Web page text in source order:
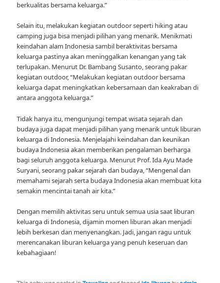
berkualitas bersama keluarga.”
Selain itu, melakukan kegiatan outdoor seperti hiking atau
camping juga bisa menjadi pilihan yang menarik. Menikmati
keindahan alam Indonesia sambil beraktivitas bersama
keluarga pastinya akan meninggalkan kenangan yang tak
terlupakan. Menurut Dr. Bambang Susanto, seorang pakar
kegiatan outdoor, “Melakukan kegiatan outdoor bersama
keluarga dapat meningkatkan kebersamaan dan keakraban di
antara anggota keluarga.”
Tidak hanya itu, mengunjungi tempat wisata sejarah dan
budaya juga dapat menjadi pilihan yang menarik untuk liburan
keluarga di Indonesia. Menjelajahi keindahan dan keunikan
budaya Indonesia akan memberikan pengalaman berharga
bagi seluruh anggota keluarga. Menurut Prof. Ida Ayu Made
Suryani, seorang pakar sejarah dan budaya, “Mengenal dan
memahami sejarah serta budaya Indonesia akan membuat kita
semakin mencintai tanah air kita.”
Dengan memilih aktivitas seru untuk semua usia saat liburan
keluarga di Indonesia, dijamin momen liburan akan menjadi
lebih berkesan dan menyenangkan. Jadi, jangan ragu untuk
merencanakan liburan keluarga yang penuh keseruan dan
kebahagiaan!